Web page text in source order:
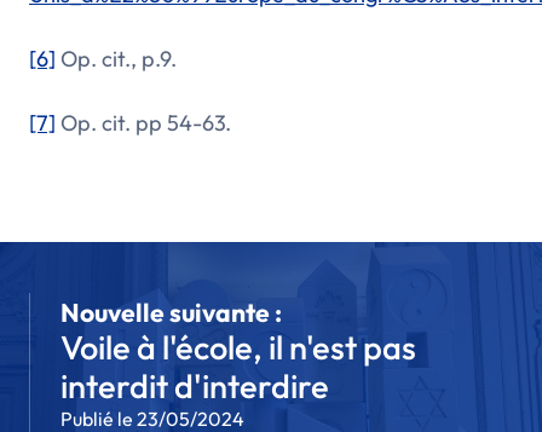
[6] Op. cit., p.9.
[7] Op. cit. pp 54-63.
Nouvelle suivante :
Voile à l'école, il n'est pas
interdit d'interdire
Publié le 23/05/2024